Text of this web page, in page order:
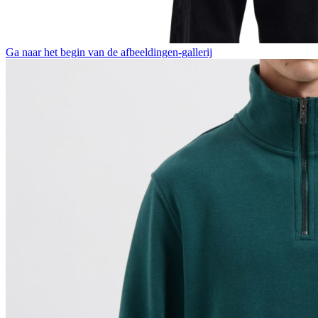
Ga naar het begin van de afbeeldingen-gallerij